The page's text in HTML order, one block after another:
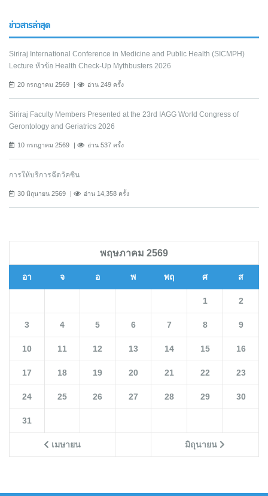
ข่าวสารล่าสุด
Siriraj International Conference in Medicine and Public Health (SICMPH)
Lecture หัวข้อ Health Check-Up Mythbusters 2026
20 กรกฎาคม 2569 อ่าน 249 ครั้ง
Siriraj Faculty Members Presented at the 23rd IAGG World Congress of
Gerontology and Geriatrics 2026
10 กรกฎาคม 2569 อ่าน 537 ครั้ง
การให้บริการฉีดวัคซีน
30 มิถุนายน 2569 อ่าน 14,358 ครั้ง
พฤษภาคม 2569
อา จ อ พ พฤ ศ ส
เมษายน มิถุนายน
1 2
3 4 5 6 7 8 9
10 11 12 13 14 15 16
17 18 19 20 21 22 23
24 25 26 27 28 29 30
31